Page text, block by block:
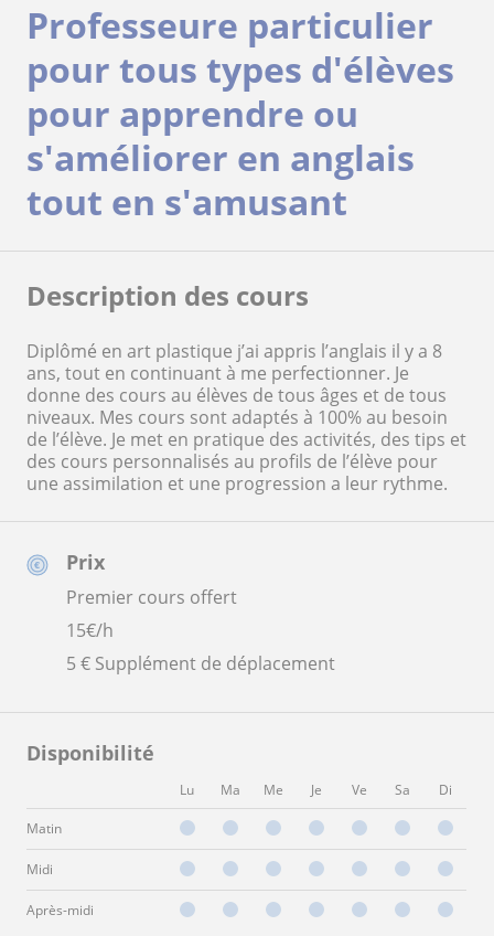
Prix
Premier cours offert
15€/h
5 € Supplément de déplacement
Disponibilité
Lu Ma Me Je Ve Sa Di
Matin
Midi
Après-midi
Professeure particulier
pour tous types d'élèves
pour apprendre ou
s'améliorer en anglais
tout en s'amusant
Description des cours
Diplômé en art plastique j’ai appris l’anglais il y a 8
ans, tout en continuant à me perfectionner. Je
donne des cours au élèves de tous âges et de tous
niveaux. Mes cours sont adaptés à 100% au besoin
de l’élève. Je met en pratique des activités, des tips et
des cours personnalisés au profils de l’élève pour
une assimilation et une progression a leur rythme.